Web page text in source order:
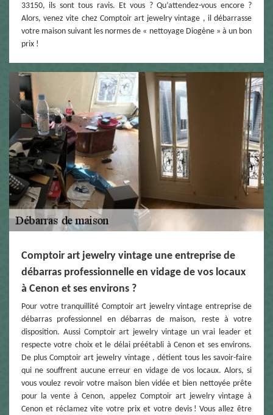
33150, ils sont tous ravis. Et vous ? Qu’attendez-vous encore ?
Alors, venez vite chez Comptoir art jewelry vintage , il débarrasse
votre maison suivant les normes de « nettoyage Diogène » à un bon
prix !
Comptoir art jewelry vintage une entreprise de
débarras professionnelle en vidage de vos locaux
à Cenon et ses environs ?
Pour votre tranquillité Comptoir art jewelry vintage entreprise de
débarras professionnel en débarras de maison, reste à votre
disposition. Aussi Comptoir art jewelry vintage un vrai leader et
respecte votre choix et le délai préétabli à Cenon et ses environs.
De plus Comptoir art jewelry vintage , détient tous les savoir-faire
qui ne souffrent aucune erreur en vidage de vos locaux. Alors, si
vous voulez revoir votre maison bien vidée et bien nettoyée prête
pour la vente à Cenon, appelez Comptoir art jewelry vintage à
Cenon et réclamez vite votre prix et votre devis ! Vous allez être